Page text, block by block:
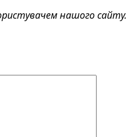
нашого сайту.